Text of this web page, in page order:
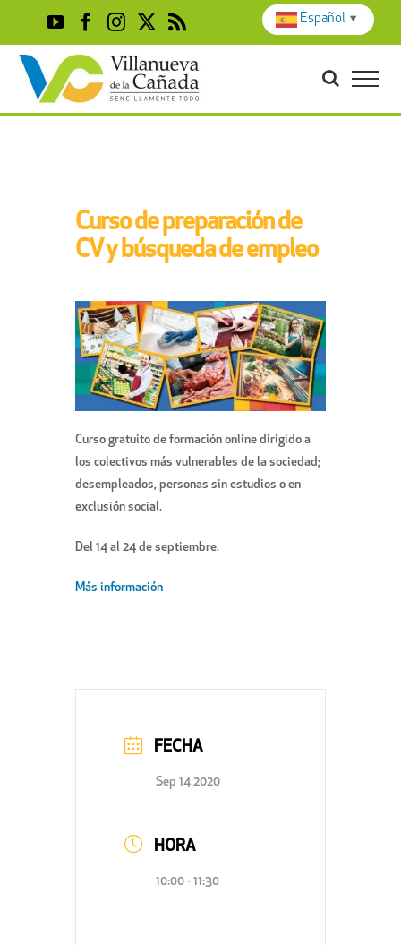
content
YouTubeFacebook
Instagram
X Rss
Curso de preparación de
CV y búsqueda de empleo
Curso gratuito de formación online dirigido a
los colectivos más vulnerables de la sociedad;
desempleados, personas sin estudios o en
exclusión social.
Del 14 al 24 de septiembre.
Más información
FECHA
Sep 14 2020
HORA
10:00 - 11:30
Español ▼